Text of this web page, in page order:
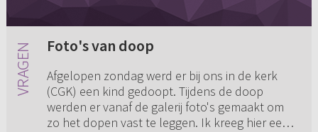
Foto's van doop
Afgelopen zondag werd er bij ons in de kerk
(CGK) een kind gedoopt. Tijdens de doop
werden er vanaf de galerij foto's gemaakt om
zo het dopen vast te leggen. Ik kreeg hier een